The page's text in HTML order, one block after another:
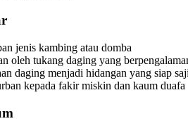
jenis kambing atau domba
oleh tukang daging yang
daging menjadi hidangan yang siap saji
kepada fakir miskin dan kaum duafa